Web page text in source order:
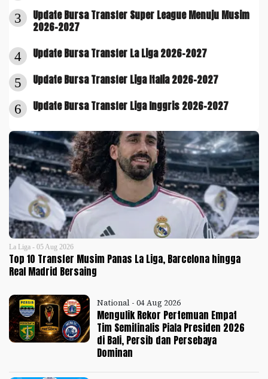
3
Update Bursa Transfer Super League Menuju Musim
2026-2027
4 Update Bursa Transfer La Liga 2026-2027
5 Update Bursa Transfer Liga Italia 2026-2027
6 Update Bursa Transfer Liga Inggris 2026-2027
La Liga - 05 Aug 2026
Top 10 Transfer Musim Panas La Liga, Barcelona hingga
Real Madrid Bersaing
National - 04 Aug 2026
Mengulik Rekor Pertemuan Empat
Tim Semifinalis Piala Presiden 2026
di Bali, Persib dan Persebaya
Dominan